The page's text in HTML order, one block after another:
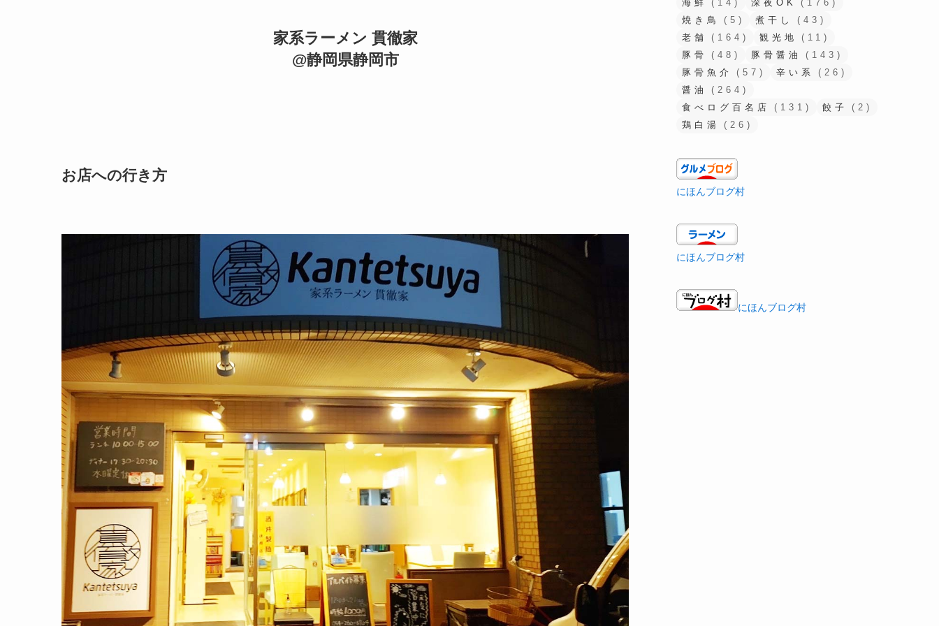
家系ラーメン 貫徹家
@静岡県静岡市
お店への行き方
海鮮 (14) 深夜OK
(176)
焼き鳥
(5) 煮干し
(43)
老舗
(164) 観光地
(11)
豚骨
(48) 豚骨醤油
(143)
豚骨魚介
(57) 辛い系
(26)
醤油
(264)
食べログ百名店
(131) 餃子
(2)
鶏白湯
(26)
にほんブログ村
にほんブログ村
にほんブログ村